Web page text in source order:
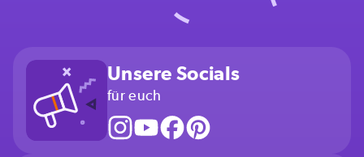
Unsere Socials
für euch